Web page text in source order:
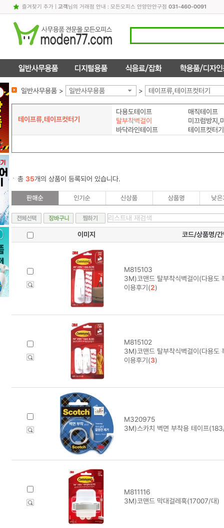
즐겨찾기 추가| 고객님의 거래점 안내 : 모든오피스 안양만안구점 031-460-0091
일반사무용품 > 일반사무용품 > 테이프류,테이프컷터기
테이프류,테이프컷터기
다용도테이프
매직테이프
탈부착벽걸이
바닥라인테이프
테이프컷터기
총 35개의 상품이 등록되어 있습니다.
이미지 코드/상품명/간
M815103
3M)코맨드 탈부착식벽걸이(다용
이용후기(2)
M815102
3M)코맨드 탈부착식벽걸이(다용도
이용후기(3)
M320975
3M)스카치 벽면 부착용 테이프
M811116
3M)코맨드 막대걸레훅(17007/대)